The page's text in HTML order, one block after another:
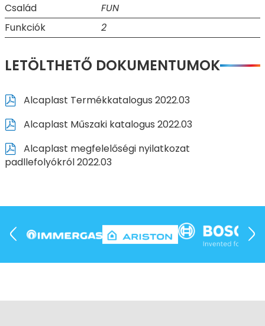
Család
FUN
Funkciók
2
LETÖLTHETŐ DOKUMENTUMOK
Alcaplast Termékkatalogus 2022.03
Alcaplast Műszaki katalogus 2022.03
Alcaplast megfelelőségi nyilatkozat
padllefolyókról 2022.03